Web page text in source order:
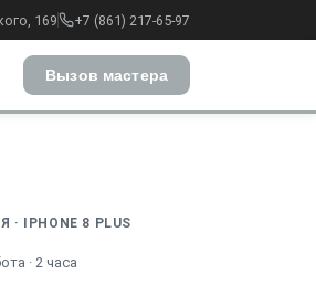
169 +7 (861) 217-65-97
Вызов мастера
IPHONE 8 PLUS
· 2 часа